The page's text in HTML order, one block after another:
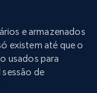
e armazenados
existem até que o
usados para
de